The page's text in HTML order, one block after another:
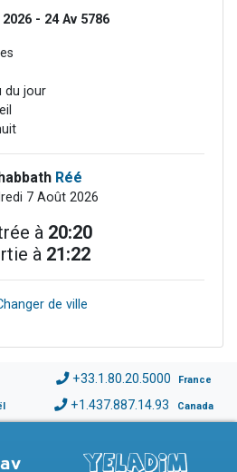
- 24 Av 5786
du jour
Réé
7 Août 2026
à 20:20
à 21:22
de ville
+33.1.80.20.5000 France
+1.437.887.14.93 Canada